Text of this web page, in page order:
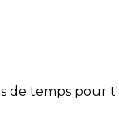
de temps pour